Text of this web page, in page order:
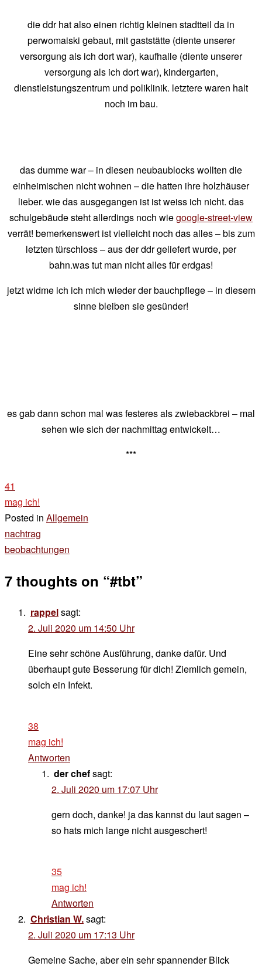
die ddr hat also einen richtig kleinen stadtteil da in
perwomaiski gebaut, mit gaststätte (diente unserer
versorgung als ich dort war), kaufhalle (diente unserer
versorgung als ich dort war), kindergarten,
dienstleistungszentrum und poliklinik. letztere waren halt
noch im bau.
das dumme war – in diesen neubaublocks wollten die
einheimischen nicht wohnen – die hatten ihre holzhäuser
lieber. wie das ausgegangen ist ist weiss ich nicht. das
schulgebäude steht allerdings noch wiegoogle-street-view
verrät! bemerkenswert ist vielleicht noch das alles – bis zum
letzten türschloss – aus der ddr geliefert wurde, per
bahn.was tut man nicht alles für erdgas!
jetzt widme ich ich mich wieder der bauchpflege – in diesem
sinne bleiben sie gesünder!
es gab dann schon mal was festeres als zwiebackbrei – mal
sehen wie sich der nachmittag entwickelt…
***
41
mag ich!
Posted in Allgemein
Beitragsnavigation
nachtrag
beobachtungen
7 thoughts on “#tbt”
rappelsagt:
2. Juli 2020 um 14:50 Uhr
Eine sehr schöne Ausführung, danke dafür. Und
überhaupt gute Besserung für dich! Ziemlich gemein,
solch ein Infekt.
38
mag ich!
Antworten
der chefsagt:
2. Juli 2020 um 17:07 Uhr
gern doch, danke! ja das kannst du laut sagen –
so hats mich lange nicht ausgeschert!
35
mag ich!
Antworten
Christian W.sagt:
2. Juli 2020 um 17:13 Uhr
Gemeine Sache, aber ein sehr spannender Blick